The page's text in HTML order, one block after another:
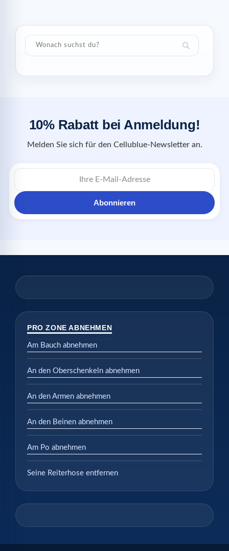
10% Rabatt bei Anmeldung!
Melden Sie sich für den Cellublue-Newsletter an.
Abonnieren
PRO ZONE ABNEHMEN
Am Bauch abnehmen
An den Oberschenkeln abnehmen
An den Armen abnehmen
An den Beinen abnehmen
Am Po abnehmen
Seine Reiterhose entfernen